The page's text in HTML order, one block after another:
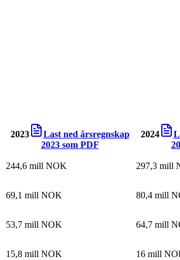
2023
Last ned årsregnskap
2023som PDF
2024
244,6 mill NOK
297,3 mill
69,1 mill NOK
80,4 mill
53,7 mill NOK
64,7 mill
15,8 mill NOK 16 mill